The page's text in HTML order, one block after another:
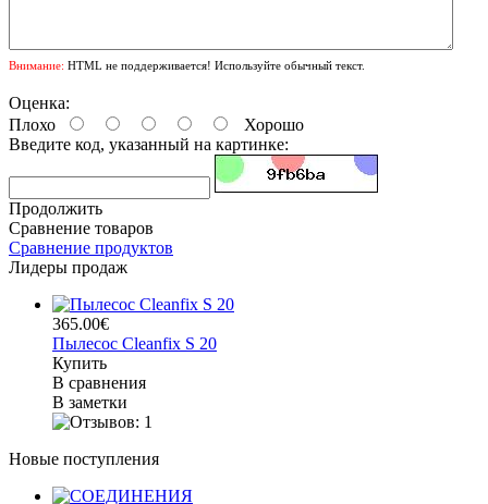
Внимание: HTML не поддерживается! Используйте обычный текст.
Оценка:
Плохо
Хорошо
Введите код, указанный на картинке:
Продолжить
Сравнение товаров
Сравнение продуктов
Лидеры продаж
365.00€
Пылесос Cleanfix S 20
Купить
В сравнения
В заметки
Новые поступления